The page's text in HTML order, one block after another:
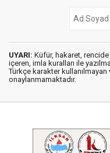
UYARI: Küfür, hakaret,
içeren, imla kuralları ile
Türkçe karakter
onaylanmamaktadır.